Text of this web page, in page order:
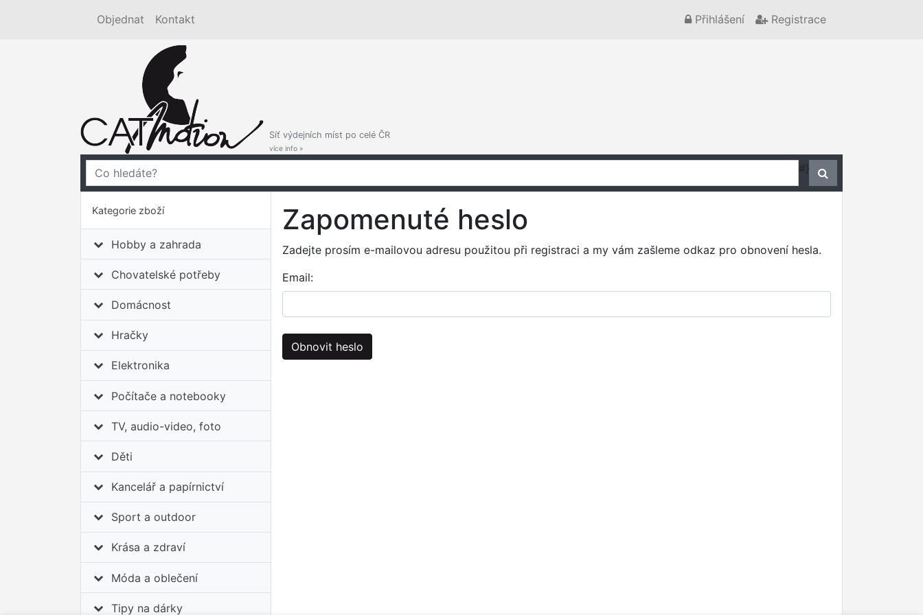
Objednat Kontakt Přihlášení Registrace
Síť výdejních míst po celé ČR
více info »
#}
Kategorie zboží
Hobby a zahrada
Chovatelské potřeby
Domácnost
Hračky
Elektronika
Počítače a notebooky
TV, audio-video, foto
Děti
Kancelář a papírnictví
Sport a outdoor
Krása a zdraví
Móda a oblečení
Tipy na dárky
Zapomenuté heslo
Zadejte prosím e-mailovou adresu použitou při registraci a my vám zašleme odkaz pro obnovení hesla.
Email: